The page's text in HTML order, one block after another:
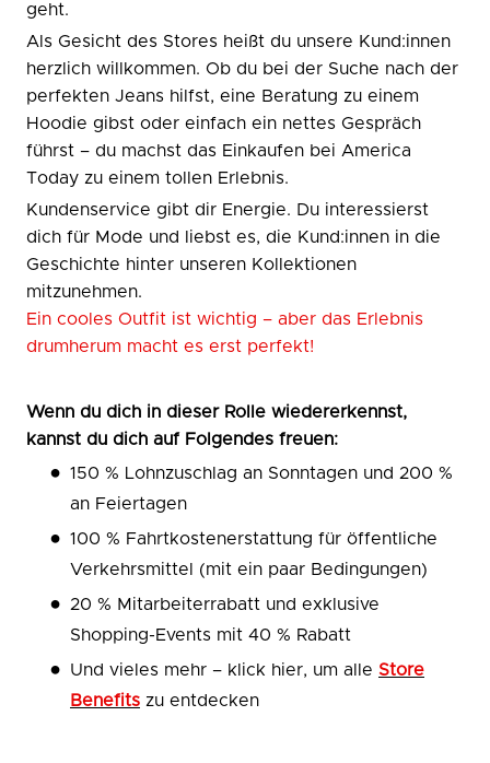
geht.
Als Gesicht des Stores heißt du unsere Kund:innen
herzlich willkommen. Ob du bei der Suche nach der
perfekten Jeans hilfst, eine Beratung zu einem
Hoodie gibst oder einfach ein nettes Gespräch
führst – du machst das Einkaufen bei America
Today zu einem tollen Erlebnis.
Kundenservice gibt dir Energie. Du interessierst
dich für Mode und liebst es, die Kund:innen in die
Geschichte hinter unseren Kollektionen
mitzunehmen.
Ein cooles Outfit ist wichtig – aber das Erlebnis
drumherum macht es erst perfekt!
Wenn du dich in dieser Rolle wiedererkennst,
kannst du dich auf Folgendes freuen:
150 % Lohnzuschlag an Sonntagen und 200 %
an Feiertagen
100 % Fahrtkostenerstattung für öffentliche
Verkehrsmittel (mit ein paar Bedingungen)
20 % Mitarbeiterrabatt und exklusive
Shopping-Events mit 40 % Rabatt
Und vieles mehr – klick hier, um alle Store
Benefits zu entdecken